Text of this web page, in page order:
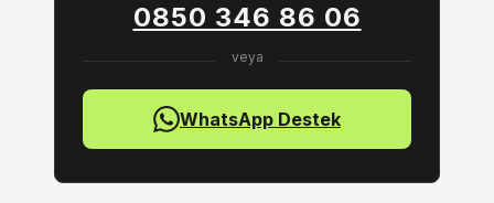
0850 346 86 06
WhatsApp Destek